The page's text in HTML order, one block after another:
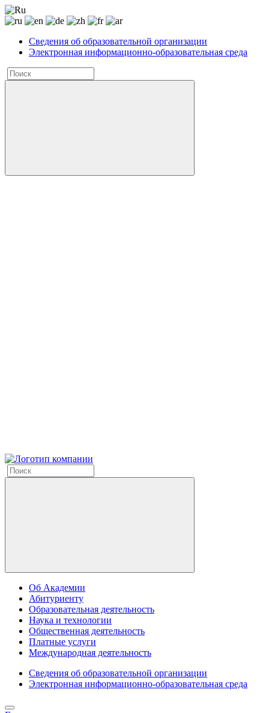
Сведения об образовательной организации
Электронная информационно-образовательная среда
Об Академии
Абитуриенту
Образовательная деятельность
Наука и технологии
Общественная деятельность
Платные услуги
Международная деятельность
Сведения об образовательной организации
Электронная информационно-образовательная среда